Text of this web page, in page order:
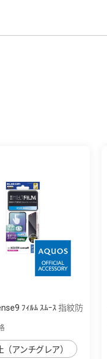
ﾌｨﾙﾑ ｽﾑｰｽ 指紋防
（アンチグレア）